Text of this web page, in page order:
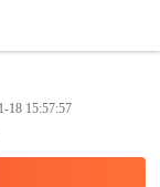
18 15:57:57